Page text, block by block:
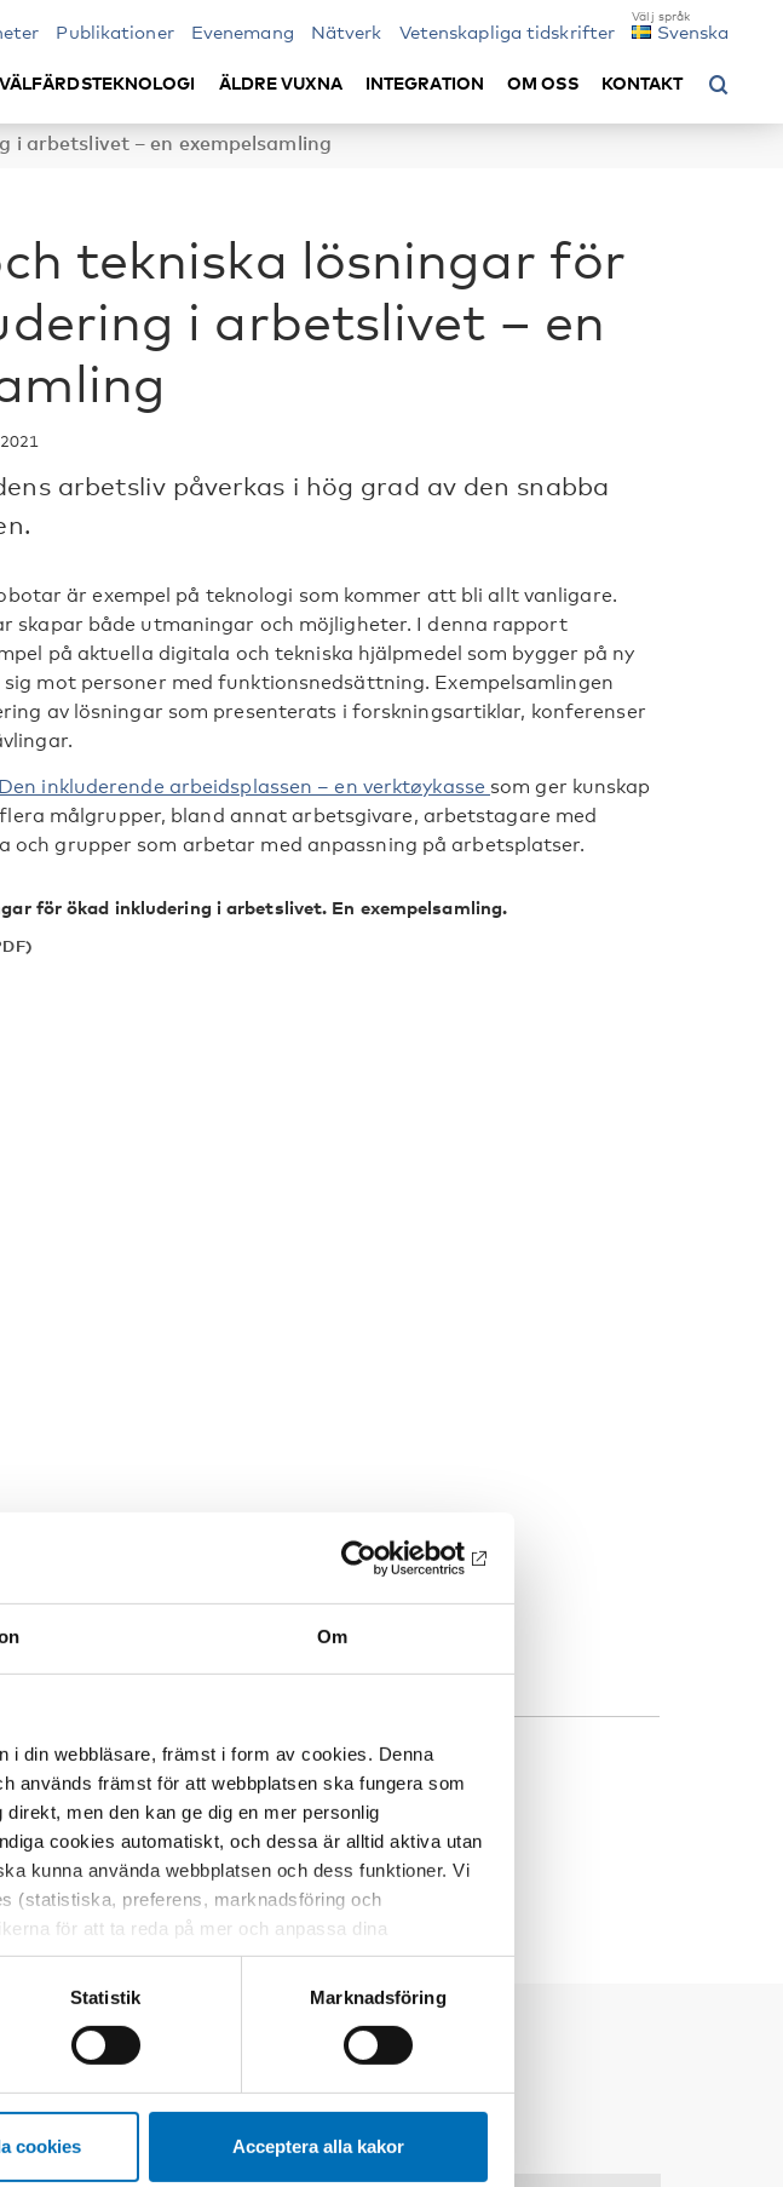
Om
i din webbläsare, främst i form av cookies. Denna
används främst för att webbplatsen ska fungera som
men den kan ge dig en mer personlig
cookies automatiskt, och dessa är alltid aktiva utan
kunna använda webbplatsen och dess funktioner. Vi
(statistiska, preferens, marknadsföring och
för att ta reda på mer och anpassa dina
din upplevelse av webbplatsen och de tjänster
användningen av cookies kan du alltid radera dem
Statistik Marknadsföring
cookies Acceptera alla kakor
Publikationer Evenemang Nätverk Vetenskapliga tidskrifter Svenska
VÄLFÄRDSTEKNOLOGI ÄLDRE VUXNA INTEGRATION OM OSS KONTAKT
arbetslivet – en exempelsamling
tekniska lösningar för
i arbetslivet – en
arbetsliv påverkas i hög grad av den snabba
är exempel på teknologi som kommer att bli allt vanligare.
skapar både utmaningar och möjligheter. I denna rapport
på aktuella digitala och tekniska hjälpmedel som bygger på ny
mot personer med funktionsnedsättning. Exempelsamlingen
av lösningar som presenterats i forskningsartiklar, konferenser
Den inkluderende arbeidsplassen – en verktøykasse som ger kunskap
målgrupper, bland annat arbetsgivare, arbetstagare med
grupper som arbetar med anpassning på arbetsplatser.
för ökad inkludering i arbetslivet. En exempelsamling.